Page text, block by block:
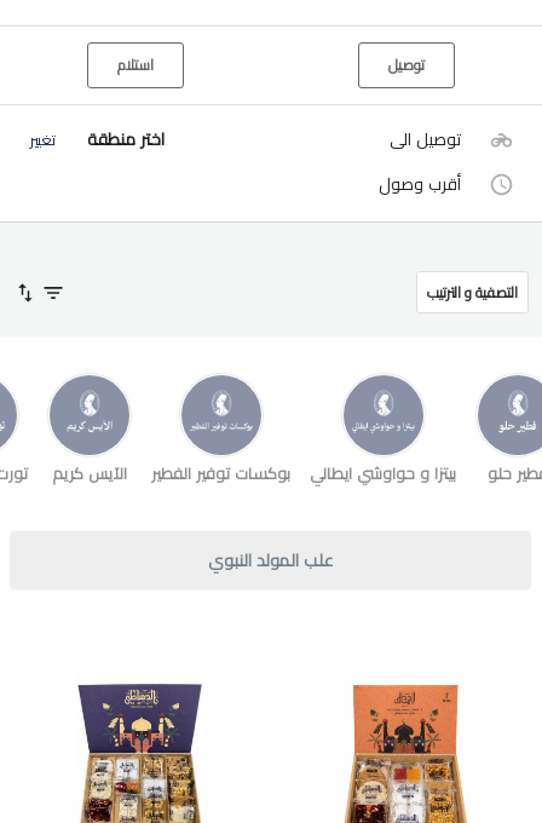
توصيل استلام
توصيل الى اختر منطقة تغيير
أقرب وصول
التصفية و الترتيب
حلو بيتزا و حواوشي ايطالي بوكسات توفير الفطير الآيس كريم
علب المولد النبوي